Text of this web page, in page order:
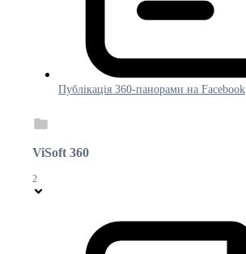
Публікація 360-панорами на Facebook
ViSoft 360
2